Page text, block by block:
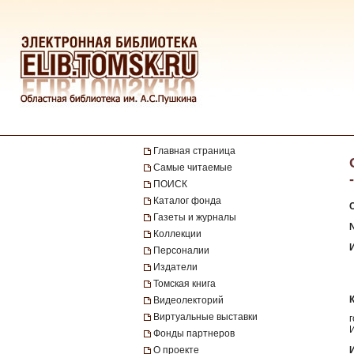
Главная страница
Самые читаемые
ПОИСК
Каталог фонда
Газеты и журналы
Коллекции
Персоналии
Издатели
Томская книга
Видеолекторий
Виртуальные выставки
Фонды партнеров
О проекте